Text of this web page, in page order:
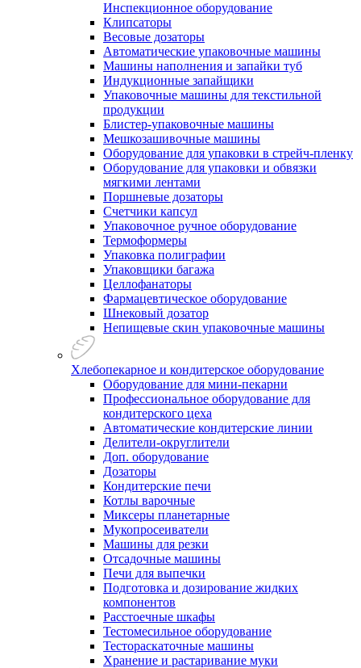
Инспекционное оборудование
Клипсаторы
Весовые дозаторы
Автоматические упаковочные машины
Машины наполнения и запайки туб
Индукционные запайщики
Упаковочные машины для текстильной
продукции
Блистер-упаковочные машины
Мешкозашивочные машины
Оборудование для упаковки в стрейч-пленку
Оборудование для упаковки и обвязки
мягкими лентами
Поршневые дозаторы
Счетчики капсул
Упаковочное ручное оборудование
Термоформеры
Упаковка полиграфии
Упаковщики багажа
Целлофанаторы
Фармацевтическое оборудование
Шнековый дозатор
Непищевые скин упаковочные машины
Хлебопекарное и кондитерское оборудование
Оборудование для мини-пекарни
Профессиональное оборудование для
кондитерского цеха
Автоматические кондитерские линии
Делители-округлители
Доп. оборудование
Дозаторы
Кондитерские печи
Котлы варочные
Миксеры планетарные
Мукопросеиватели
Машины для резки
Отсадочные машины
Печи для выпечки
Подготовка и дозирование жидких
компонентов
Расстоечные шкафы
Тестомесильное оборудование
Тестораскаточные машины
Хранение и растаривание муки